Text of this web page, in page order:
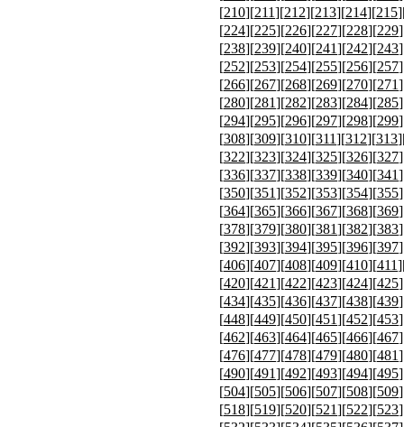
[210][211][212][213][214][215
[224][225][226][227][228][229
[238][239][240][241][242][243
[252][253][254][255][256][257
[266][267][268][269][270][271
[280][281][282][283][284][285
[294][295][296][297][298][299
[308][309][310][311][312][313
[322][323][324][325][326][327
[336][337][338][339][340][341
[350][351][352][353][354][355
[364][365][366][367][368][369
[378][379][380][381][382][383
[392][393][394][395][396][397
[406][407][408][409][410][411
[420][421][422][423][424][425
[434][435][436][437][438][439
[448][449][450][451][452][453
[462][463][464][465][466][467
[476][477][478][479][480][481
[490][491][492][493][494][495
[504][505][506][507][508][509
[518][519][520][521][522][523